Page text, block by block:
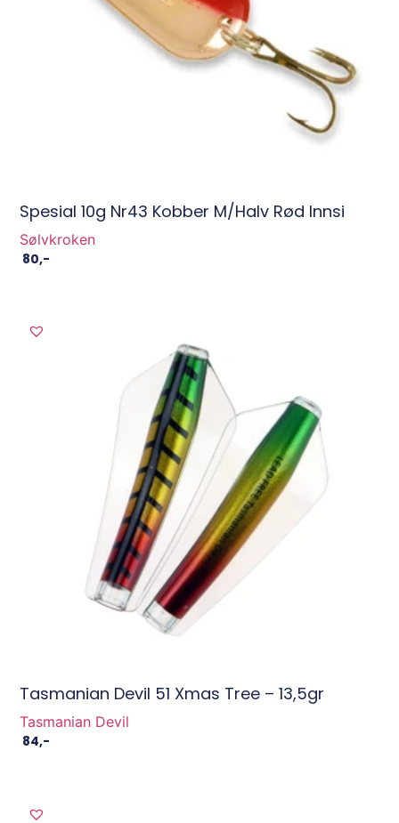
Spesial 10g Nr43 Kobber M/halv Rød Innsi
Sølvkroken
80,-
Tasmanian Devil 51 Xmas Tree – 13,5gr
Tasmanian Devil
84,-